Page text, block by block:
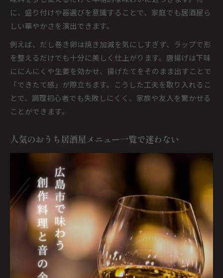
に、盛り付けや器選びを意識することで、家庭でも居酒屋ら
しい華やかさを演出できます。
例えば、だし巻き卵は焼き加減を気にしすぎず、ラップで形
を整えるだけでも十分に美しく仕上がります。唐揚げは下味
ににんにくや生姜を効かせ、揚げたてをそのまま出すことで
「できたて感」が際立ちます。こうした工夫を取り入れるこ
とで、調理初心者でも失敗しにくく、家族や友人を驚かせる
ことができます。
人気のおうち居酒屋メニュー一覧で迷わない
おうち居酒屋メニューを考える際、「何を作ればいいのか迷
う」という方も多いでしょう。その場合は、居酒屋メニュー
定番ランキングや殿堂入りのおつまみを参考にするのがおす
すめです。人気メニューには、枝豆、厚焼き玉子、焼き鳥、
揚げ出し豆腐、アヒージョなど、手軽に作れて見栄えも良い
料理が多く並びます。
自家製で作る場合は、複雑な工程を省きつつ「仕上げにひと
工夫」を意識しましょう。例えば、枝豆は茹でた後に粗塩と
レモンをふりかけるだけで、居酒屋のお通しのような一品に